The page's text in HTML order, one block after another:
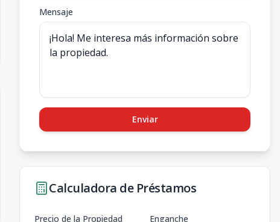
Mensaje
Enviar
Calculadora de Préstamos
Precio de la Propiedad Enganche